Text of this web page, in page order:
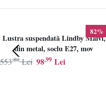
82%
Lustra suspendată Lindby Maivi,
din metal, soclu E27, mov
98,99 Lei
553,80 Lei